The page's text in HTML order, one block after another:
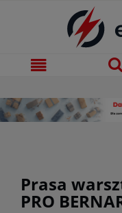
Prasa
PRO